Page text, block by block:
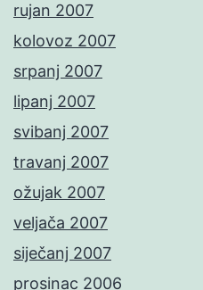
rujan 2007
kolovoz 2007
srpanj 2007
lipanj 2007
svibanj 2007
travanj 2007
ožujak 2007
veljača 2007
siječanj 2007
prosinac 2006